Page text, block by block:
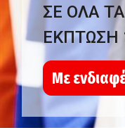
ΣΕ ΟΛΑ
ΕΚΠΤΩΣΗ
Με